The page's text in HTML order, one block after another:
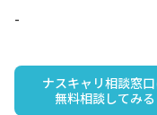
-
ナスキャリ相談窓
無料相談してみる